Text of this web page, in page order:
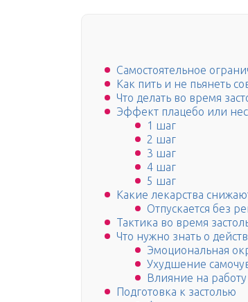
Самостоятельное
Как пить и не пьянеть
Что делать во время
Эффект плацебо или
1 шаг
2 шаг
3 шаг
4 шаг
5 шаг
Какие лекарства
Отпускается без
Тактика во время
Что нужно знать о
Эмоциональная
Ухудшение
Влияние на
Подготовка к застолью